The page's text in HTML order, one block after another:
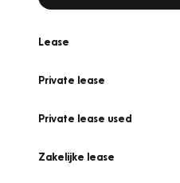
Lease
Private lease
Private lease used
Zakelijke lease